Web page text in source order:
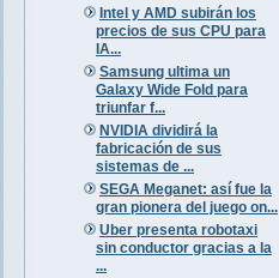
Intel y AMD subirán los
precios de sus CPU para
IA...
Samsung ultima un
Galaxy Wide Fold para
triunfar f...
NVIDIA dividirá la
fabricación de sus
sistemas de ...
SEGA Meganet: así fue la
gran pionera del juego on...
Uber presenta robotaxi
sin conductor gracias a la
...